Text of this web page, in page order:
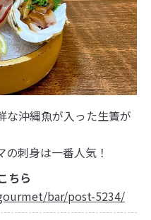
な沖縄魚が入った生簀が
刺身は一番人気！
ちら
bar/post-5234/